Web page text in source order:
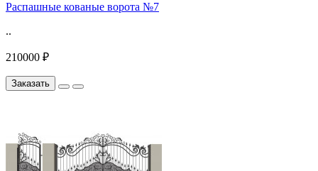
Распашные кованые ворота №7
..
210000 ₽
Заказать